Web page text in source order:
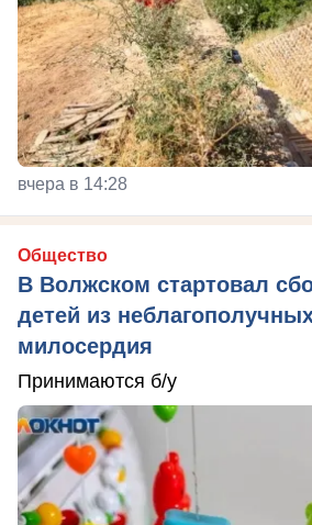
вчера в 14:28
Общество
В Волжском стартовал
детей из
милосердия
Принимаются б/у